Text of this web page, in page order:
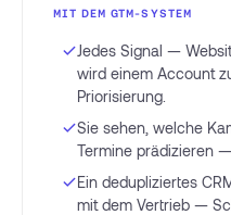
MIT DEM GTM-SYSTEM
Jedes Signal —
wird einem Account
Priorisierung.
Sie sehen, welche
Termine prädizieren
Ein dedupliziertes
mit dem Vertrieb —